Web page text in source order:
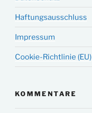
Haftungsausschluss
Impressum
Cookie-Richtlinie (EU)
KOMMENTARE